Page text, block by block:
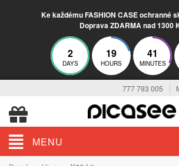
Ke každému FASHION CASE ochranné
Doprava ZDARMA nad 1300
2
DAYS
19
HOURS
41
MINUTES
777 793 005
MENU